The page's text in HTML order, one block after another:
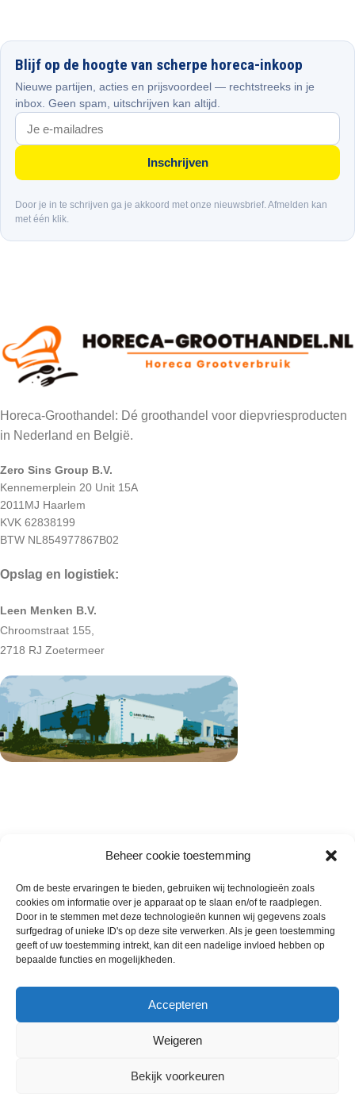
Beheer cookie toestemming
Om de beste ervaringen te bieden, gebruiken wij technologieën zoals
cookies om informatie over je apparaat op te slaan en/of te raadplegen.
Door in te stemmen met deze technologieën kunnen wij gegevens zoals
surfgedrag of unieke ID's op deze site verwerken. Als je geen toestemming
geeft of uw toestemming intrekt, kan dit een nadelige invloed hebben op
bepaalde functies en mogelijkheden.
Accepteren
Weigeren
Bekijk voorkeuren
Blijf op de hoogte van scherpe horeca-inkoop
Nieuwe partijen, acties en prijsvoordeel — rechtstreeks in je
inbox. Geen spam, uitschrijven kan altijd.
Inschrijven
Door je in te schrijven ga je akkoord met onze nieuwsbrief. Afmelden kan
met één klik.
Horeca-Groothandel: Dé groothandel voor diepvriesproducten
in Nederland en België.
Zero Sins Group B.V.
Kennemerplein 20 Unit 15A
2011MJ Haarlem
KVK 62838199
BTW NL854977867B02
Opslag en logistiek:
Leen Menken B.V.
Chroomstraat 155,
2718 RJ Zoetermeer
Wie zijn wij
Contact met onze inkoop
Klantenservice
Annuleer & Retourbeleid
Horeca-Groothandel
Wij gebruiken cookies om uw ervaring op onze